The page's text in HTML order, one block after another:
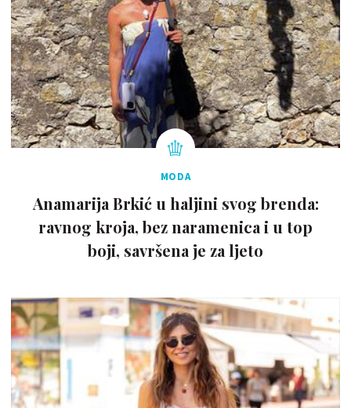
MODA
Anamarija Brkić u haljini svog brenda:
ravnog kroja, bez naramenica i u top
boji, savršena je za ljeto